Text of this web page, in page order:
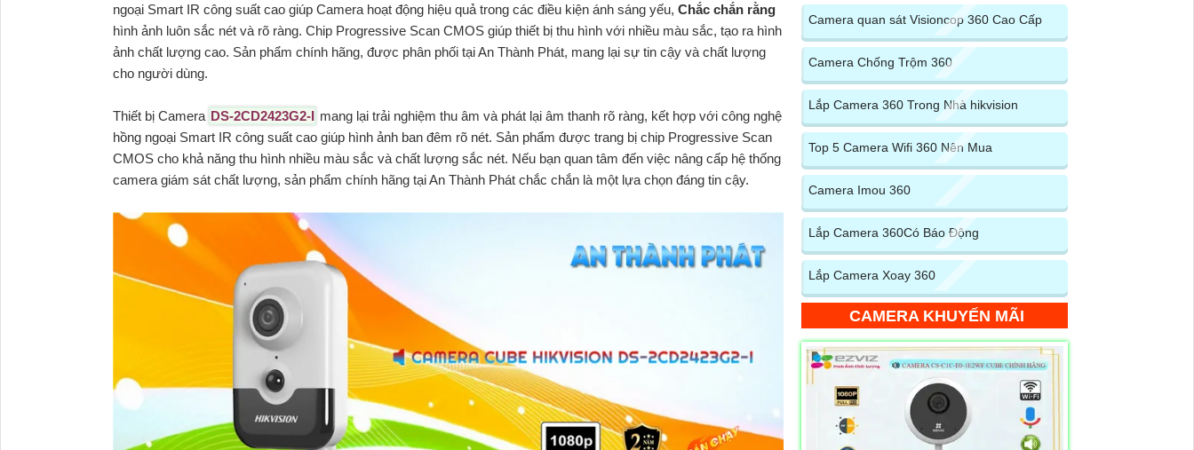
ngoại Smart IR công suất cao giúp Camera hoạt động hiệu quả trong các điều kiện ánh sáng yếu, Chắc chắn rằng
hình ảnh luôn sắc nét và rõ ràng. Chip Progressive Scan CMOS giúp thiết bị thu hình với nhiều màu sắc, tạo ra hình
ảnh chất lượng cao. Sản phẩm chính hãng, được phân phối tại An Thành Phát, mang lại sự tin cậy và chất lượng
cho người dùng.
Thiết bị Camera DS-2CD2423G2-I mang lại trải nghiệm thu âm và phát lại âm thanh rõ ràng, kết hợp với công nghệ
hồng ngoại Smart IR công suất cao giúp hình ảnh ban đêm rõ nét. Sản phẩm được trang bị chip Progressive Scan
CMOS cho khả năng thu hình nhiều màu sắc và chất lượng sắc nét. Nếu bạn quan tâm đến việc nâng cấp hệ thống
camera giám sát chất lượng, sản phẩm chính hãng tại An Thành Phát chắc chắn là một lựa chọn đáng tin cậy.
Camera quan sát Visioncop 360 Cao Cấp
Camera Chống Trộm 360
Lắp Camera 360 Trong Nhà hikvision
Top 5 Camera Wifi 360 Nên Mua
Camera Imou 360
Lắp Camera 360Có Báo Động
Lắp Camera Xoay 360
CAMERA KHUYẾN MÃI